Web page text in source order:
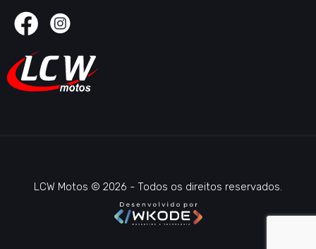
LCW Motos © 2026 - Todos os direitos reservados.